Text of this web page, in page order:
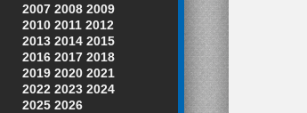
2007 2008 2009
2010 2011 2012
2013 2014 2015
2016 2017 2018
2019 2020 2021
2022 2023 2024
2025 2026